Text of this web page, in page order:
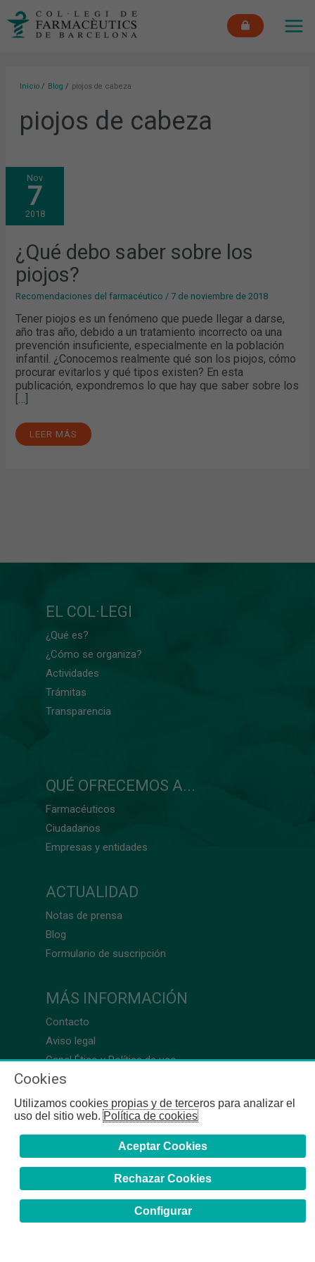
Inicio Blog piojos de cabeza
piojos de cabeza
Nov
7
2018
¿Qué debo saber sobre los
piojos?
Recomendaciones del farmacéutico / 7 de noviembre de 2018
Tener piojos es un fenómeno que puede llegar a darse,
año tras año, debido a un tratamiento incorrecto oa una
prevención insuficiente, especialmente en la población
infantil. ¿Conocemos realmente qué son los piojos, cómo
procurar evitarlos y qué tipos existen? En esta
publicación, expondremos lo que hay que saber sobre los
¿QUÉ
DEBO
SABER
SOBRE
LOS
PIOJOS?
LEER MÁS
EL COL·LEGI
¿Qué es?
¿Cómo se organiza?
Actividades
Trámitas
Transparencia
QUÉ OFRECEMOS A...
Farmacéuticos
Ciudadanos
Empresas y entidades
ACTUALIDAD
Notas de prensa
Blog
Formulario de suscripción
MÁS INFORMACIÓN
Contacto
Aviso legal
Canal Ético y Política de uso
Cookies
Utilizamos cookies propias y de terceros para analizar el
uso del sitio web.Política de cookies
Aceptar Cookies
Rechazar Cookies
Configurar